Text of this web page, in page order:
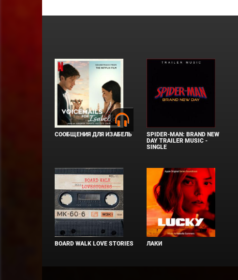
СООБЩЕНИЯ ДЛЯ ИЗАБЕЛЬ
SPIDER-MAN: BRAND NEW
DAY TRAILER MUSIC -
SINGLE
BOARD WALK LOVE STORIES ЛАКИ